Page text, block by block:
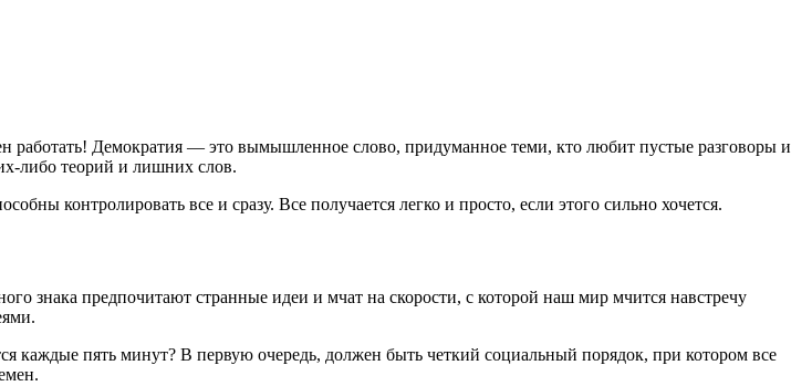
работать! Демократия — это вымышленное слово, придуманное теми, кто любит пустые разговоры и
либо теорий и лишних слов.
контролировать все и сразу. Все получается легко и просто, если этого сильно хочется.
знака предпочитают странные идеи и мчат на скорости, с которой наш мир мчится навстречу
каждые пять минут? В первую очередь, должен быть четкий социальный порядок, при котором все